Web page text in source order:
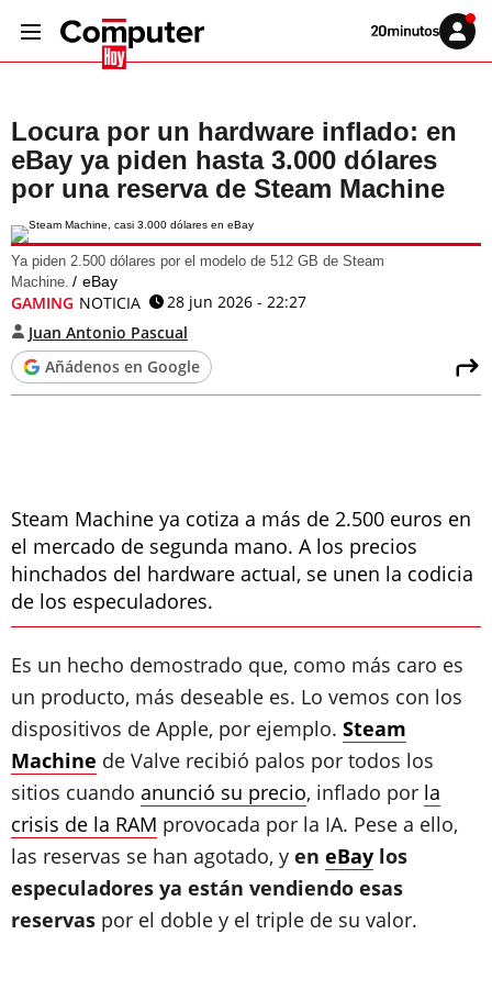
Volver
Iniciar
sesión
Locura por un hardware inflado: en
eBay ya piden hasta 3.000 dólares
por una reserva de Steam Machine
Ya piden 2.500 dólares por el modelo de 512 GB de Steam
Machine.
eBay
GAMING NOTICIA
28 jun 2026 - 22:27
Juan Antonio Pascual
Añádenos en Google
Steam Machine ya cotiza a más de 2.500 euros en
el mercado de segunda mano. A los precios
hinchados del hardware actual, se unen la codicia
de los especuladores.
Es un hecho demostrado que, como más caro es
un producto, más deseable es. Lo vemos con los
dispositivos de Apple, por ejemplo. Steam
Machine de Valve recibió palos por todos los
sitios cuando anunció su precio, inflado por la
crisis de la RAM provocada por la IA. Pese a ello,
las reservas se han agotado, y en eBay los
especuladores ya están vendiendo esas
reservas por el doble y el triple de su valor.